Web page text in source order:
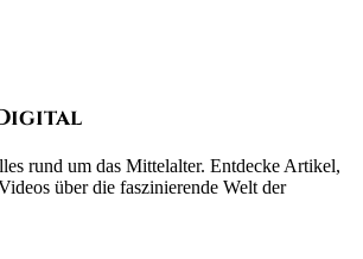
rund um das Mittelalter. Entdecke Artikel,
über die faszinierende Welt der